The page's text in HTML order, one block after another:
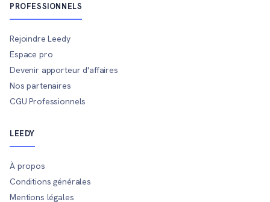
PROFESSIONNELS
Rejoindre Leedy
Espace pro
Devenir apporteur d'affaires
Nos partenaires
CGU Professionnels
LEEDY
À propos
Conditions générales
Mentions légales